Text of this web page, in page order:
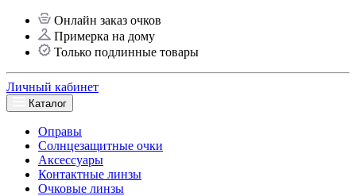
Онлайн заказ очков
Примерка на дому
Только подлинные товары
Личный кабинет
Каталог
Оправы
Солнцезащитные очки
Аксессуары
Контактные линзы
Очковые линзы